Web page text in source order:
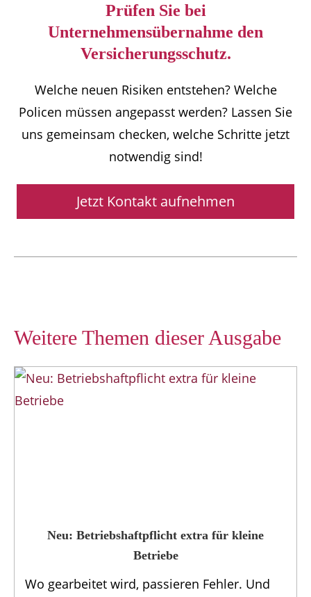
Prüfen Sie bei
Unternehmensübernahme den
Versicherungsschutz.
Welche neuen Risiken entstehen? Welche
Policen müssen angepasst werden? Lassen Sie
uns gemeinsam checken, welche Schritte jetzt
notwendig sind!
Jetzt Kontakt aufnehmen
Weitere Themen dieser Ausgabe
Neu: Betriebshaft­pflicht extra für kleine
Betriebe
Wo gearbeitet wird, passieren Fehler. Und